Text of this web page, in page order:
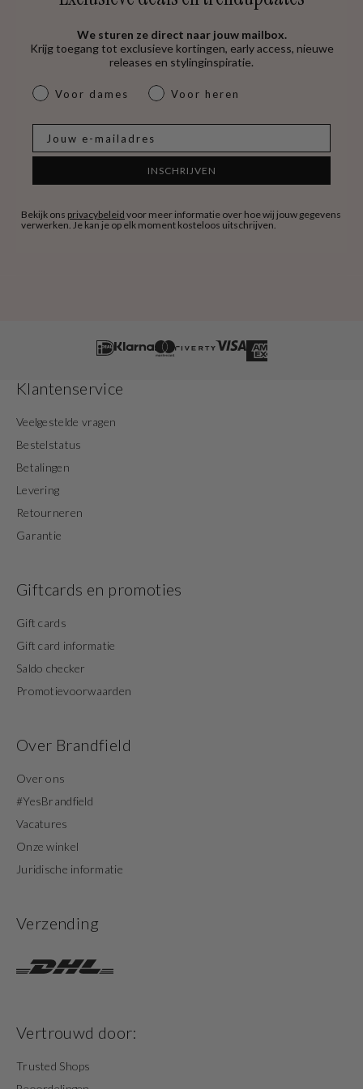
We sturen ze direct naar jouw mailbox.
Krijg toegang tot exclusieve kortingen, early access, nieuwe
releases en stylinginspiratie.
dames & heren
Voor dames Voor heren
INSCHRIJVEN
Bekijk ons privacybeleid voor meer informatie over hoe wij jouw gegevens
verwerken. Je kan je op elk moment kosteloos uitschrijven.
Klantenservice
Veelgestelde vragen
Bestelstatus
Betalingen
Levering
Retourneren
Garantie
Giftcards en promoties
Gift cards
Gift card informatie
Saldo checker
Promotievoorwaarden
Over Brandfield
Over ons
#YesBrandfield
Vacatures
Onze winkel
Juridische informatie
Verzending
Vertrouwd door:
Trusted Shops